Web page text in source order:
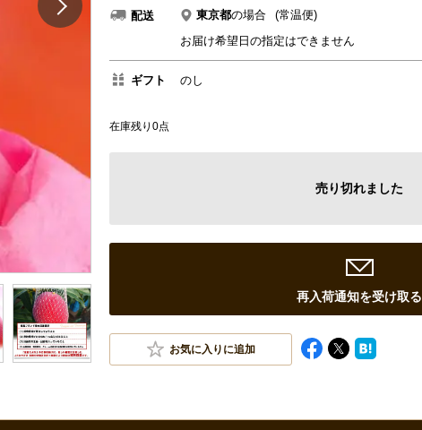
配送 東京都の場合
(常温便)
お届け希望日の指定はできません
ギフト のし
在庫残り0点
売り切れました
再入荷通知を受け取る
お気に入りに追加